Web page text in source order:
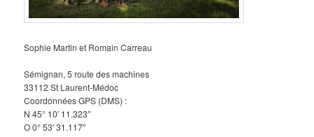
Sophie Martin et Romain Carreau
Sémignan, 5 route des machines
33112 St Laurent-Médoc
Coordonnées GPS (DMS) :
N 45° 10′ 11.323″
O 0° 53′ 31.117″